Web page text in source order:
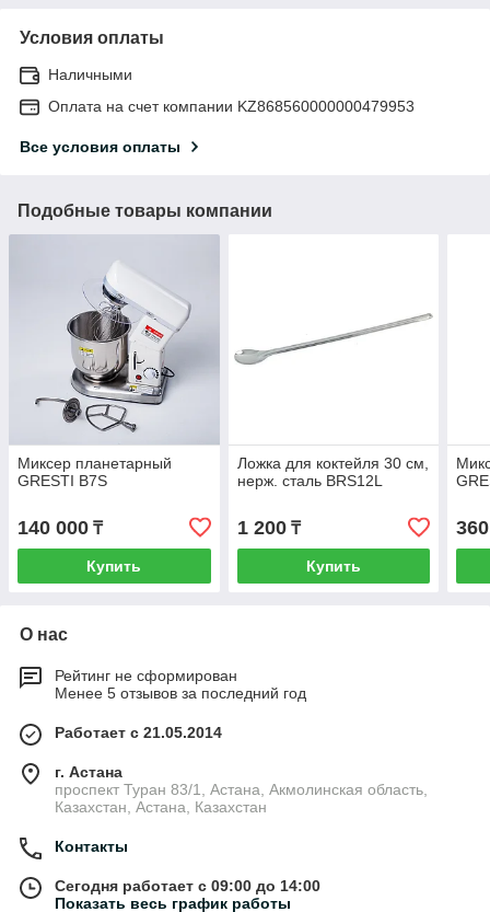
Условия оплаты
Наличными
Оплата на счет компании KZ868560000000479953
Все условия оплаты
Подобные товары компании
Миксер планетарный
GRESTI B7S
140 000 ₸
Купить
Ложка для коктейля 30 см,
нерж. сталь BRS12L
1 200₸
Купить
О нас
Рейтинг не сформирован
Менее 5 отзывов за последний год
Работает с 21.05.2014
г. Астана
проспект Туран 83/1, Астана, Акмолинская область,
Казахстан, Астана, Казахстан
Контакты
Сегодня работает с 09:00 до 14:00
Показать весь график работы